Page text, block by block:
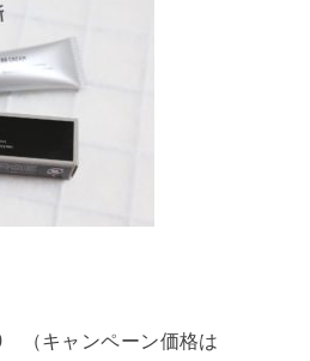
（キャンペーン価格は